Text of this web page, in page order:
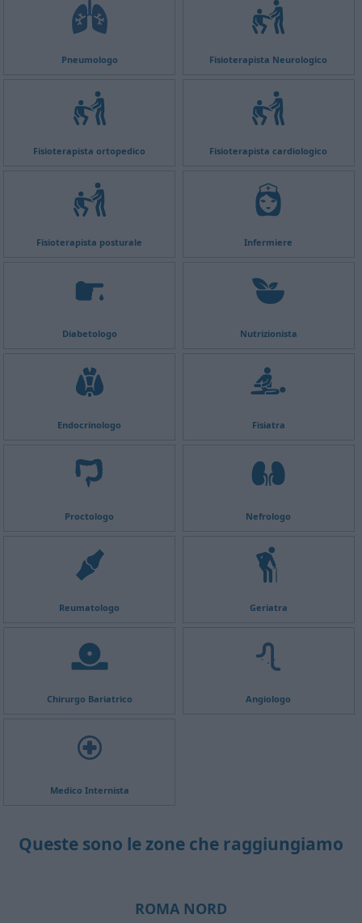
Pneumologo Fisioterapista Neurologico
Fisioterapista ortopedico Fisioterapista cardiologico
Fisioterapista posturale Infermiere
Diabetologo Nutrizionista
Endocrinologo Fisiatra
Proctologo Nefrologo
Reumatologo Geriatra
Chirurgo Bariatrico Angiologo
Medico Internista
Queste sono le zone che raggiungiamo
ROMA NORD